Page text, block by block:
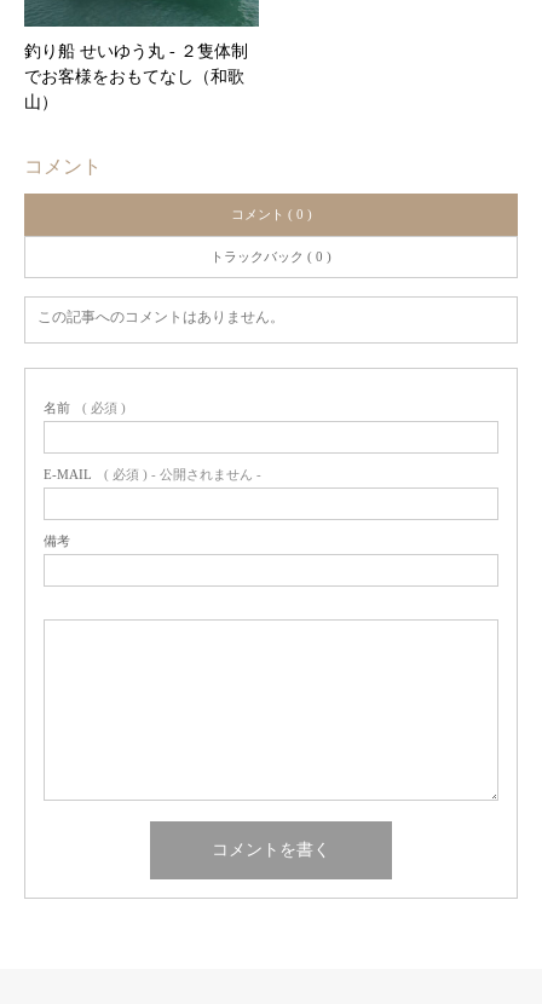
釣り船 せいゆう丸 ‐ ２隻体制
でお客様をおもてなし（和歌
山）
コメント
コメント ( 0 )
トラックバック ( 0 )
この記事へのコメントはありません。
名前 ( 必須 )
E-MAIL ( 必須 ) - 公開されません -
備考